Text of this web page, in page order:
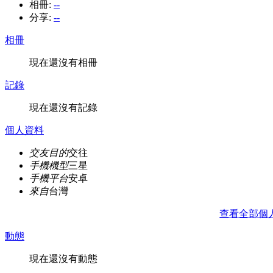
相冊: --
分享: --
相冊
現在還沒有相冊
記錄
現在還沒有記錄
個人資料
交友目的交往
手機機型三星
手機平台安卓
來自台灣
查看全部個
動態
現在還沒有動態